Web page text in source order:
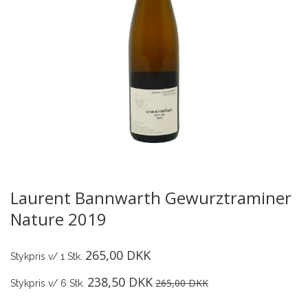
Laurent Bannwarth Gewurztraminer
Nature 2019
Stykpris v/ 1 Stk. 265,00 DKK
Stykpris v/ 6 Stk. 238,50 DKK 265,00 DKK